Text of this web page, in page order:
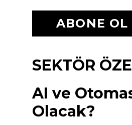
ABONE OL
SEKTÖR
AI ve
Olacak?